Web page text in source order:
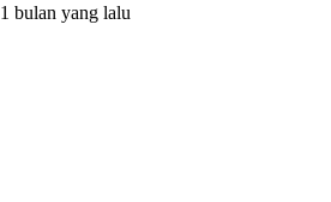
1 bulan yang lalu